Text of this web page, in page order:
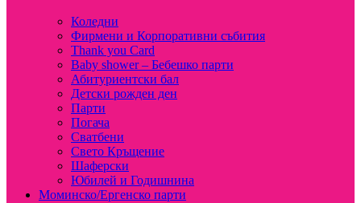
Коледни
Фирмени и Корпоративни събития
Thank you Card
Baby shower – Бебешко парти
Абитуриентски бал
Детски рожден ден
Парти
Погача
Сватбени
Свето Кръщение
Шаферски
Юбилей и Годишнина
Моминско/Ергенско парти